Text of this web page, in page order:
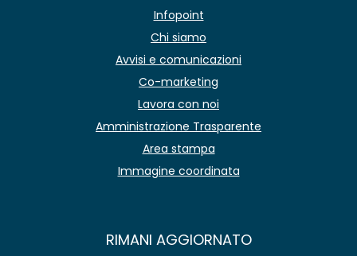
Infopoint
Chi siamo
Avvisi e comunicazioni
Co-marketing
Lavora con noi
Amministrazione Trasparente
Area stampa
Immagine coordinata
RIMANI AGGIORNATO